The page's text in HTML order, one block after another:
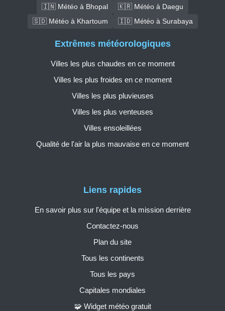
🇮🇳 Météo à Bhopal
🇰🇷 Météo à Daegu
🇸🇩 Météo à Khartoum
🇮🇩 Météo à Surabaya
Liens rapides
En savoir plus sur l'équipe et la mission derrière
Contactez-nous
Plan du site
Tous les continents
Tous les pays
Capitales mondiales
🧩 Widget météo gratuit
Extrêmes météorologiques
Villes les plus chaudes en ce moment
Villes les plus froides en ce moment
Villes les plus pluvieuses
Villes les plus venteuses
Villes ensoleillées
Qualité de l'air la plus mauvaise en ce moment